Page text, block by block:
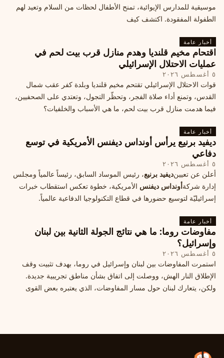
موسيقية للمدارس الإيوائية، تمنح الأطفال لحظات من السلام وتعيد لهم
الطفولة المفقودة. اكتشف كيف
أخبار عامة
اقتحام مخيم قلنديا وهدم منازل قرب بيت لحم في
عمليات الاحتلال الإسرائيلي
٥ أغسطس ٢٠٢٦
قوات الاحتلال الإسرائيلي تقتحم مخيم قلنديا وبلدة كفر عقب شمال
القدس، وتمنع أداء صلاة الفجر، وتحظّر التجول، وتعتدي على الصحفيين،
فيما هدمت منازل قرب بيت لحم، ما هي الأسباب والخلفيات؟
أخبار عامة
ديفيد برنيع يرأس أونداس ديفنس الأمريكية في توسع
دفاعي
٥ أغسطس ٢٠٢٦
أعلن عن تعيينديفيد برنيع، رئيس الموساد السابق، رئيساً عالمياً ومجلس
إدارة شركةأونداس ديفنس الأمريكية، خطوة تعكس استقطاب خبرات
إسرائيليّة لتوسيع حضورها في قطاع التكنولوجيا الدفاعية عالمياً.
أخبار عامة
مفاوضات روما: ما هي نتائج الجولة الثانية بين لبنان
وإسرائيل؟
٥ أغسطس ٢٠٢٦
استمرت المفاوضات بين لبنان وإسرائيل في روما، بهدف تثبيت وقف
الإطلاق النار الهش، ووصلت إلى اتفاق بشأن مناطق تجريبية جديدة.
ولكن، يتعارك لبنان حول مسار المفاوضات، الذي يعتبره بعض القوى